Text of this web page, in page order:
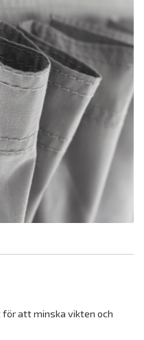
för att minska vikten och